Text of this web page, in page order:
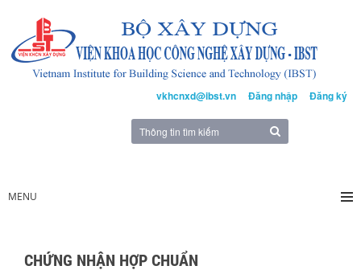
vkhcnxd@ibst.vn Đăng nhập Đăng ký
MENU
CHỨNG NHẬN HỢP CHUẨN